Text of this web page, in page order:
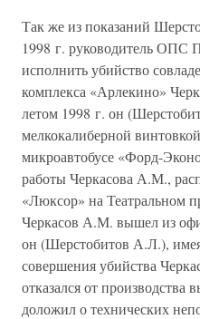
Так же из показаний
1998 г. руководитель
исполнить убийство
комплекса «Арлекино»
летом 1998 г. он
мелкокалиберной
микроавтобусе «Форд-
работы Черкасова А.М.,
«Люксор» на Театральном
Черкасов А.М. вышел из
он (Шерстобитов А.Л.),
совершения убийства
отказался от
доложил о технических